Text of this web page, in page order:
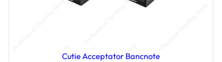
Cutie Acceptator Bancnote